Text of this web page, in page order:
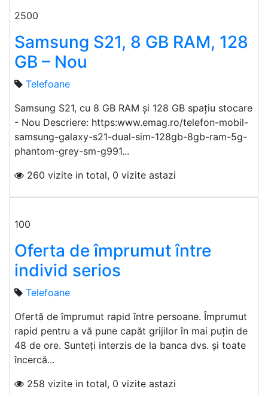
2500
Samsung S21, 8 GB RAM, 128
GB – Nou
Telefoane
Samsung S21, cu 8 GB RAM și 128 GB spațiu stocare
- Nou Descriere: https:www.emag.ro/telefon-mobil-
samsung-galaxy-s21-dual-sim-128gb-8gb-ram-5g-
phantom-grey-sm-g991...
260 vizite in total, 0 vizite astazi
100
Oferta de împrumut între
individ serios
Telefoane
Ofertă de împrumut rapid între persoane. Împrumut
rapid pentru a vă pune capăt grijilor în mai puțin de
48 de ore. Sunteți interzis de la banca dvs. și toate
încercă...
258 vizite in total, 0 vizite astazi